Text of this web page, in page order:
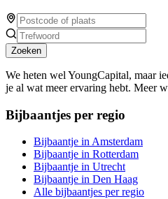
Zoeken
We heten wel YoungCapital, maar
je al wat meer ervaring hebt. Meer
Bijbaantjes per regio
Bijbaantje in Amsterdam
Bijbaantje in Rotterdam
Bijbaantje in Utrecht
Bijbaantje in Den Haag
Alle bijbaantjes per regio